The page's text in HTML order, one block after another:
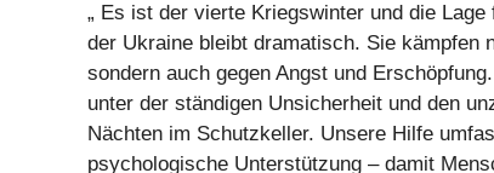
„ Es ist der vierte Kriegswinter und die
der Ukraine bleibt dramatisch. Sie kämpfen
sondern auch gegen Angst und
unter der ständigen Unsicherheit und den
Nächten im Schutzkeller. Unsere Hilfe
psychologische Unterstützung – damit